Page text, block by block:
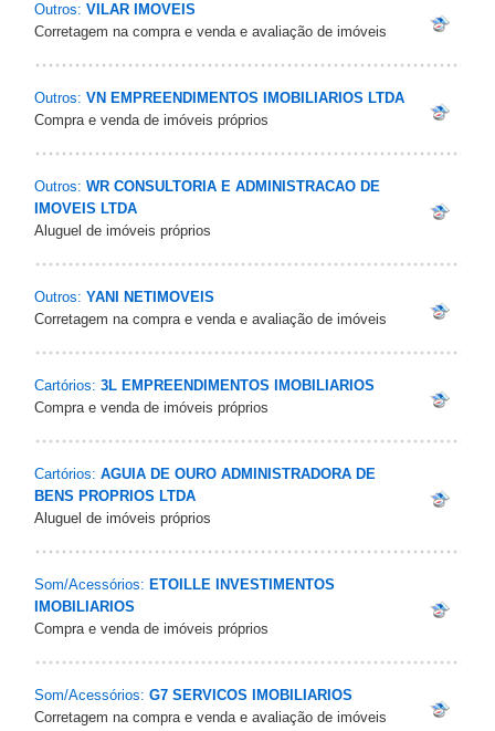
Outros: VILAR IMOVEIS
Corretagem na compra e venda e avaliação de imóveis
Outros: VN EMPREENDIMENTOS IMOBILIARIOS LTDA
Compra e venda de imóveis próprios
Outros: WR CONSULTORIA E ADMINISTRACAO DE
IMOVEIS LTDA
Aluguel de imóveis próprios
Outros: YANI NETIMOVEIS
Corretagem na compra e venda e avaliação de imóveis
Cartórios: 3L EMPREENDIMENTOS IMOBILIARIOS
Compra e venda de imóveis próprios
Cartórios: AGUIA DE OURO ADMINISTRADORA DE
BENS PROPRIOS LTDA
Aluguel de imóveis próprios
Som/Acessórios: ETOILLE INVESTIMENTOS
IMOBILIARIOS
Compra e venda de imóveis próprios
Som/Acessórios: G7 SERVICOS IMOBILIARIOS
Corretagem na compra e venda e avaliação de imóveis